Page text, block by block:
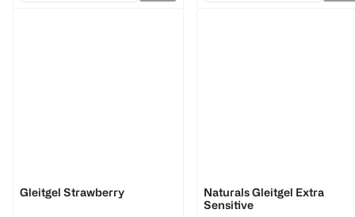
Gleitgel Strawberry
Naturals Gleitgel Extra
Sensitive